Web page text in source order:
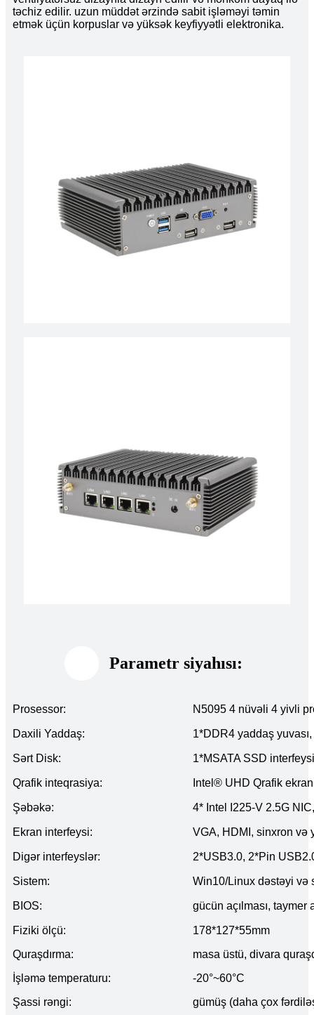
təchiz edilir. uzun müddət ərzində sabit işləməyi təmin
etmək üçün korpuslar və yüksək keyfiyyətli elektronika.
Parametr siyahısı:
Prosessor: N5095 4 nüvəli 4 yivli
Daxili Yaddaş: 1*DDR4 yaddaş
Sərt Disk: 1*MSATA SSD
Qrafik inteqrasiya: Intel® UHD Qrafik
Şəbəkə: 4* Intel I225-V 2.5G
Ekran interfeysi: VGA, HDMI, sinxron və
Digər interfeyslər: 2*USB3.0, 2*Pin
Sistem: Win10/Linux dəstəyi və
BIOS: gücün açılması, taymer
Fiziki ölçü:
178*127*55mm
Quraşdırma:
masa üstü, divara
İşləmə temperaturu:
-20°~60°C
Şassi rəngi:
gümüş (daha çox